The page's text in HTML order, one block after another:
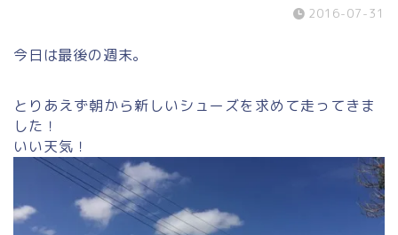
2016-07-31
今日は最後の週末。
とりあえず朝から新しいシューズを求めて走ってきま
した！
いい天気！